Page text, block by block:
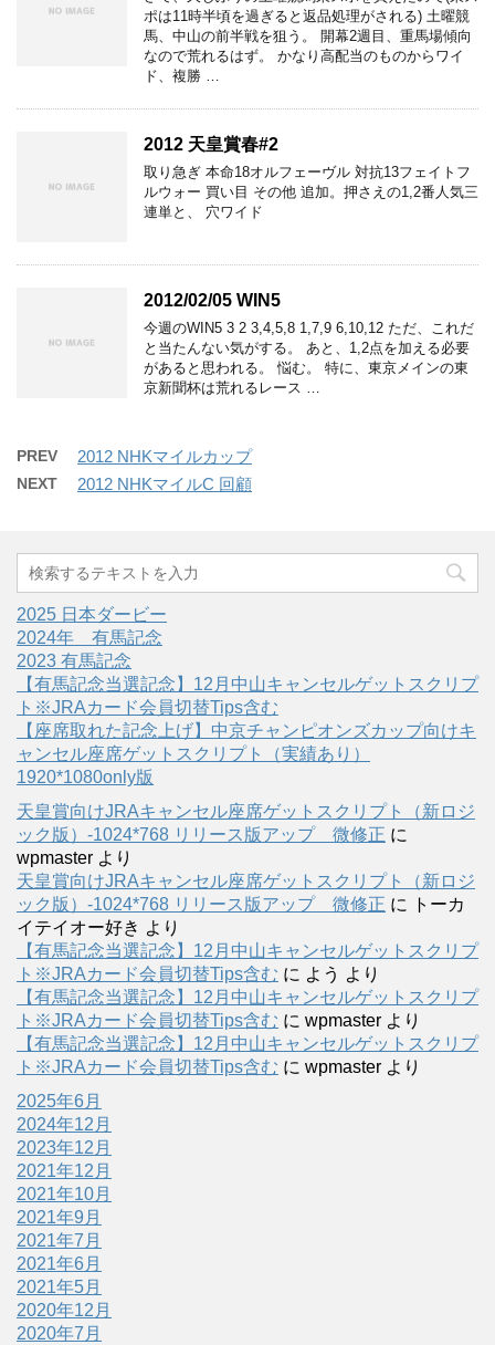
ポは11時半頃を過ぎると返品処理がされる) 土曜競
馬、中山の前半戦を狙う。 開幕2週目、重馬場傾向
なので荒れるはず。 かなり高配当のものからワイ
ド、複勝 …
2012 天皇賞春#2
取り急ぎ 本命18オルフェーヴル 対抗13フェイトフ
ルウォー 買い目 その他 追加。押さえの1,2番人気三
連単と、 穴ワイド
2012/02/05 WIN5
今週のWIN5 3 2 3,4,5,8 1,7,9 6,10,12 ただ、これだ
と当たんない気がする。 あと、1,2点を加える必要
があると思われる。 悩む。 特に、東京メインの東
京新聞杯は荒れるレース …
PREV 2012 NHKマイルカップ
NEXT 2012 NHKマイルC 回顧
2025 日本ダービー
2024年 有馬記念
2023 有馬記念
【有馬記念当選記念】12月中山キャンセルゲットスクリプ
ト※JRAカード会員切替Tips含む
【座席取れた記念上げ】中京チャンピオンズカップ向けキ
ャンセル座席ゲットスクリプト（実績あり）
1920*1080only版
天皇賞向けJRAキャンセル座席ゲットスクリプト（新ロジ
ック版）-1024*768 リリース版アップ 微修正 に
wpmaster より
天皇賞向けJRAキャンセル座席ゲットスクリプト（新ロジ
ック版）-1024*768 リリース版アップ 微修正 に
トーカ
イテイオー好き より
【有馬記念当選記念】12月中山キャンセルゲットスクリプ
ト※JRAカード会員切替Tips含む に よう より
【有馬記念当選記念】12月中山キャンセルゲットスクリプ
ト※JRAカード会員切替Tips含む に wpmaster より
【有馬記念当選記念】12月中山キャンセルゲットスクリプ
ト※JRAカード会員切替Tips含む に wpmaster より
2025年6月
2024年12月
2023年12月
2021年12月
2021年10月
2021年9月
2021年7月
2021年6月
2021年5月
2020年12月
2020年7月